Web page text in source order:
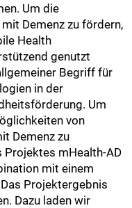
Um die
Demenz zu fördern,
Health
genutzt
Begriff für
in der
Um
von
Demenz zu
Projektes mHealth-AD
mit einem
Projektergebnis
Dazu laden wir